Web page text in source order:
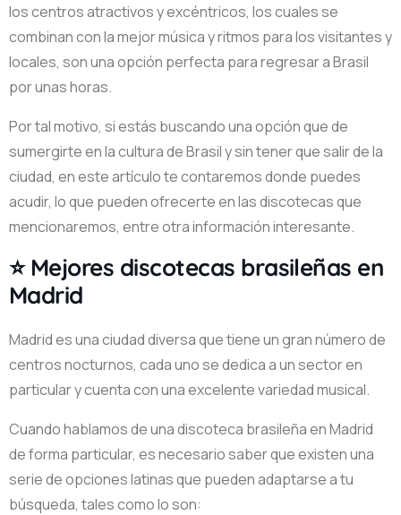
los centros atractivos y excéntricos, los cuales se
combinan con la mejor música y ritmos para los visitantes y
locales, son una opción perfecta para regresar a Brasil
por unas horas.
Por tal motivo, si estás buscando una opción que de
sumergirte en la cultura de Brasil y sin tener que salir de la
ciudad, en este artículo te contaremos donde puedes
acudir, lo que pueden ofrecerte en las discotecas que
mencionaremos, entre otra información interesante.
⭐ Mejores discotecas brasileñas en
Madrid
Madrid es una ciudad diversa que tiene un gran número de
centros nocturnos, cada uno se dedica a un sector en
particular y cuenta con una excelente variedad musical.
Cuando hablamos de una discoteca brasileña en Madrid
de forma particular, es necesario saber que existen una
serie de opciones latinas que pueden adaptarse a tu
búsqueda, tales como lo son:
Discoteca
OH MY
CLUB
MADRID